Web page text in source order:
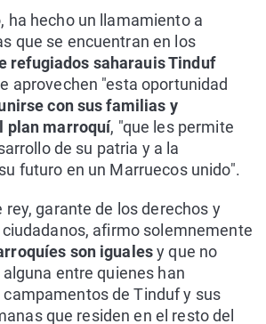
ha hecho un llamamiento a
que se encuentran en los
refugiados saharauis Tinduf
aprovechen "esta oportunidad
con sus familias y
plan marroquí, "que les permite
de su patria y a la
futuro en un Marruecos unido".
rey, garante de los derechos y
ciudadanos, afirmo solemnemente
son igualesy que no
entre quienes han
campamentos de Tinduf y sus
que residen en el resto del